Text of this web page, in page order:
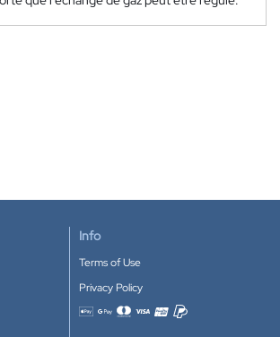
Info
Terms of Use
Privacy Policy
Accepted payment methods